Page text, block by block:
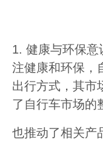
1. 健康与环保意
注健康和环保，
出行方式，其市
了自行车市场的
也推动了相关产